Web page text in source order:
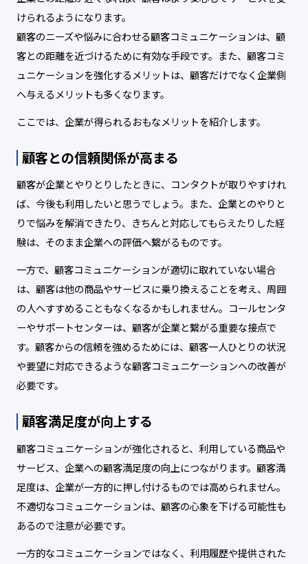
けられるようになります。
顧客のニーズや悩みに合わせる顧客コミュニケーションは、顧
客との距離を近づけるために有効な手段です。また、顧客コミ
ュニケーションを強化するメリットは、顧客だけでなく企業側
へ与えるメリットも多くなります。
ここでは、企業が得られるおもなメリットを紹介します。
顧客との信頼関係が高まる
顧客が企業とやりとりしたときに、コンタクトが取りやすけれ
ば、今後も利用したいと思うでしょう。また、企業とのやりと
りで悩みを解消できたり、きちんと対応してもらえたりした経
験は、そのまま企業への評価へ繋がるものです。
一方で、顧客コミュニケーションが適切に取れていない場合
は、顧客は他の商品やサービスに乗り換えることを考え、周囲
の人へすすめることもなくなるかもしれません。コールセンタ
ーやサポートセンターは、顧客が企業と繋がる重要な接点で
す。顧客からの信頼を強めるためには、顧客一人ひとりの状況
や要望に対応できるような顧客コミュニケーションへの改善が
必要です。
顧客満足度が向上する
顧客コミュニケーションが強化されると、利用している商品や
サービス、企業への顧客満足度の向上につながります。顧客満
足度は、企業が一方的に押し付けるものでは高められません。
不適切なコミュニケーションは、顧客の心象を下げる可能性も
あるので注意が必要です。
一方的なコミュニケーションではなく、利用履歴や提供された